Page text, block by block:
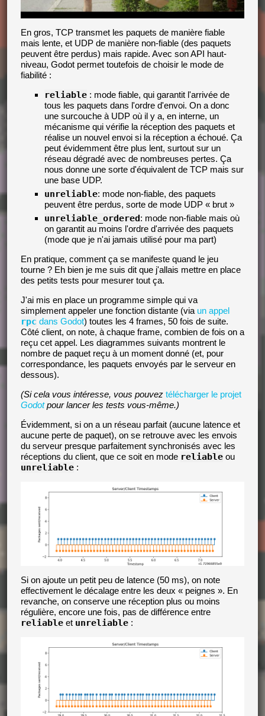
En gros, TCP transmet les paquets de manière fiable
mais lente, et UDP de manière non-fiable (des paquets
peuvent être perdus) mais rapide. Avec son API haut-
niveau, Godot permet toutefois de choisir le mode de
fiabilité :
reliable: mode fiable, qui garantit l'arrivée de
tous les paquets dans l'ordre d'envoi. On a donc
une surcouche à UDP où il y a, en interne, un
mécanisme qui vérifie la réception des paquets et
réalise un nouvel envoi si la réception a échoué. Ça
peut évidemment être plus lent, surtout sur un
réseau dégradé avec de nombreuses pertes. Ça
nous donne une sorte d'équivalent de TCP mais sur
une base UDP.
unreliable: mode non-fiable, des paquets
peuvent être perdus, sorte de mode UDP « brut »
unreliable_ordered: mode non-fiable mais où
on garantit au moins l'ordre d'arrivée des paquets
(mode que je n'ai jamais utilisé pour ma part)
En pratique, comment ça se manifeste quand le jeu
tourne ? Eh bien je me suis dit que j'allais mettre en place
des petits tests pour mesurer tout ça.
J'ai mis en place un programme simple qui va
simplement appeler une fonction distante (via un appel
rpc dans Godot) toutes les 4 frames, 50 fois de suite.
Côté client, on note, à chaque frame, combien de fois on a
reçu cet appel. Les diagrammes suivants montrent le
nombre de paquet reçu à un moment donné (et, pour
correspondance, les paquets envoyés par le serveur en
dessous).
(Si cela vous intéresse, vous pouvez télécharger le projet
Godotpour lancer les tests vous-même.)
Évidemment, si on a un réseau parfait (aucune latence et
aucune perte de paquet), on se retrouve avec les envois
du serveur presque parfaitement synchronisés avec les
réceptions du client, que ce soit en mode reliableou
unreliable:
Si on ajoute un petit peu de latence (50 ms), on note
effectivement le décalage entre les deux « peignes ». En
revanche, on conserve une réception plus ou moins
régulière, encore une fois, pas de différence entre
reliableet unreliable: